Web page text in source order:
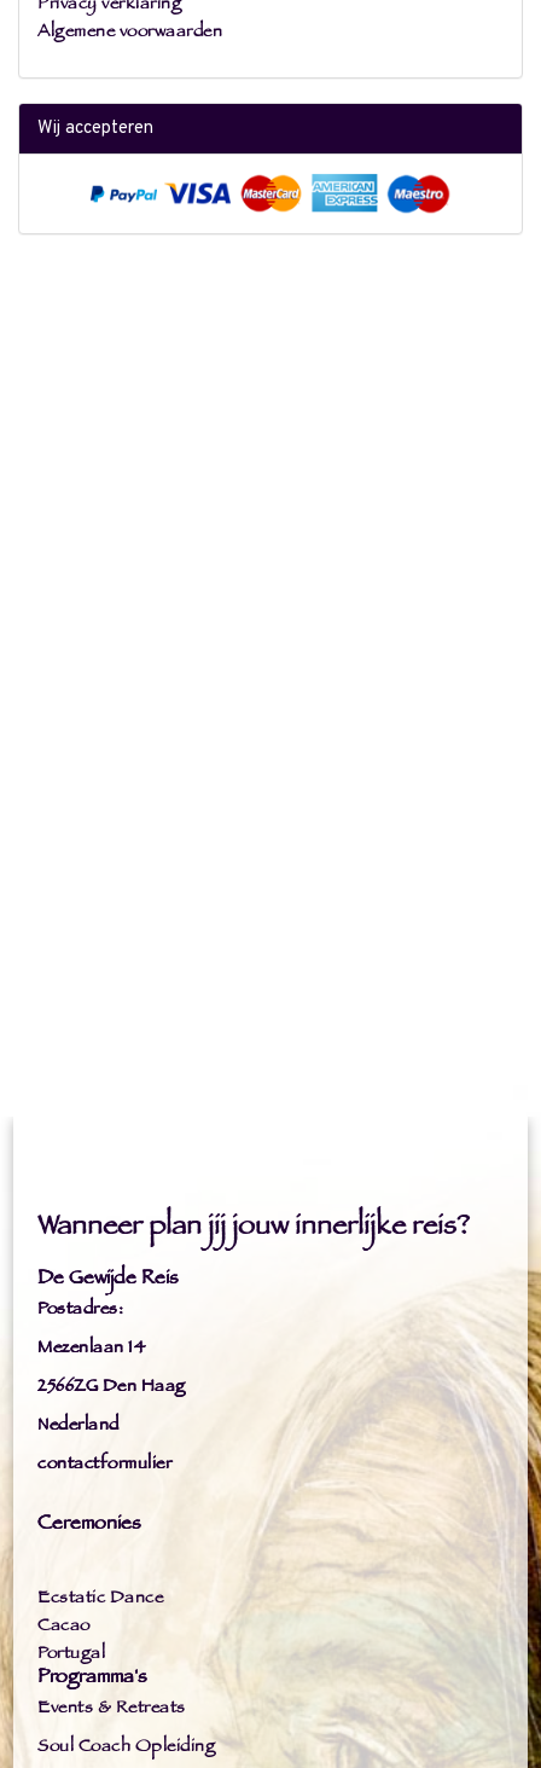
Privacy verklaring
Algemene voorwaarden
Wij accepteren
Wanneer plan jij jouw innerlijke reis?
De Gewijde Reis
Postadres:
Mezenlaan 14
2566ZG Den Haag
Nederland
contactformulier
Ceremonies
Ecstatic Dance
Cacao
Portugal
Programma's
Events & Retreats
Soul Coach Opleiding